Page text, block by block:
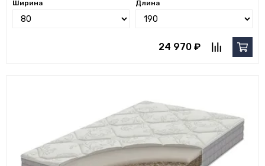
Ширина Длина
24 970 ₽